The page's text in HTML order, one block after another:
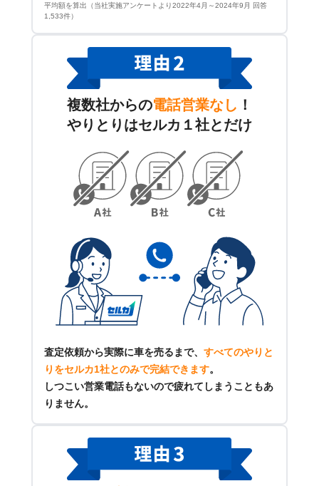
平均額を算出（当社実施アンケートより2022年4月～2024年9月 回答
1,533件）
複数社からの電話営業なし ！
やりとりはセルカ１社とだけ
査定依頼から実際に車を売るまで、 すべてのやりと
りをセルカ1社とのみで完結できます。
しつこい営業電話もないので疲れてしまうこともあ
りません。